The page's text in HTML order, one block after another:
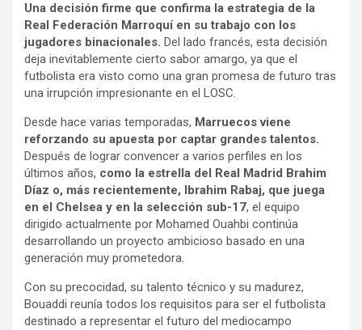
Una decisión firme que confirma la estrategia de la
Real Federación Marroquí en su trabajo con los
jugadores binacionales. Del lado francés, esta decisión
deja inevitablemente cierto sabor amargo, ya que el
futbolista era visto como una gran promesa de futuro tras
una irrupción impresionante en el LOSC.
Desde hace varias temporadas, Marruecos viene
reforzando su apuesta por captar grandes talentos.
Después de lograr convencer a varios perfiles en los
últimos años, como la estrella del Real Madrid Brahim
Díaz o, más recientemente, Ibrahim Rabaj, que juega
en el Chelsea y en la selección sub-17, el equipo
dirigido actualmente por Mohamed Ouahbi continúa
desarrollando un proyecto ambicioso basado en una
generación muy prometedora.
Con su precocidad, su talento técnico y su madurez,
Bouaddi reunía todos los requisitos para ser el futbolista
destinado a representar el futuro del mediocampo